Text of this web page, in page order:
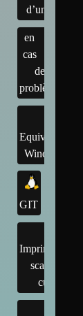
d’un linux
en
cas
de
problème
Equivalents
Windows
GIT
Imprimantes,
scanner,
cups